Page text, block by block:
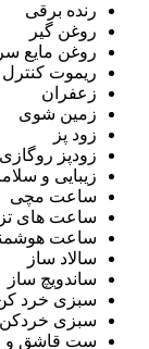
رنده برقی
روغن گیر
روغن مایع
ریموت کنترل
زعفران
زمین شوی
زود پز
زودپز روگازی
زیبایی و
ساعت مچی
ساعت های
ساعت
سالاد ساز
ساندویچ ساز
سبزی خرد
سبزی خردکن
ست قاشق و